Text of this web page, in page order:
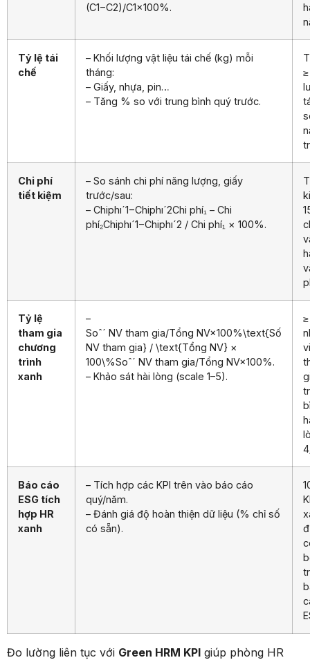
(C1−C2)/C1×100%.
Tỷ lệ tái
chế
– Khối lượng vật liệu tái chế (kg) mỗi
tháng:
– Giấy, nhựa, pin…
– Tăng % so với trung bình quý trước.
Chi phí
tiết kiệm
– So sánh chi phí năng lượng, giấy
trước/sau:
– Chiphıˊ1−Chiphıˊ2Chi phí₁ – Chi
phí₂Chiphıˊ1−Chiphıˊ2 / Chi phí₁ × 100%.
Tỷ lệ
tham gia
chương
trình
xanh
–
Soˆˊ NV tham gia/Tổng NV×100%\text{Số
NV tham gia} / \text{Tổng NV} ×
100\%Soˆˊ NV tham gia/Tổng NV×100%.
– Khảo sát hài lòng (scale 1–5).
Báo cáo
ESG tích
hợp HR
xanh
– Tích hợp các KPI trên vào báo cáo
quý/năm.
– Đánh giá độ hoàn thiện dữ liệu (% chỉ số
có sẵn).
Đo lường liên tục với Green HRM KPI giúp phòng HR